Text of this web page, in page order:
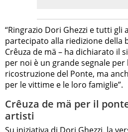
“Ringrazio Dori Ghezzi e tutti gli
partecipato alla riedizione della
Crêuza de mä – ha dichiarato il
per noi è un grande segnale per
ricostruzione del Ponte, ma
per le vittime e le loro famiglie”.
Crêuza de mä per il
artisti